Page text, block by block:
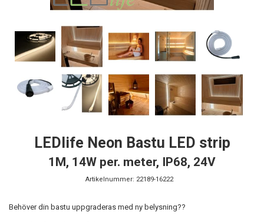
LEDlife Neon Bastu LED strip
1M, 14W per. meter, IP68, 24V
Artikelnummer: 22189-16222
Behöver din bastu uppgraderas med ny belysning??